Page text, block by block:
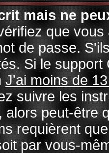
mais ne
que
de passe.
Si le
J'ai moins de
suivre les
alors peut-être
requièrent
par vous-